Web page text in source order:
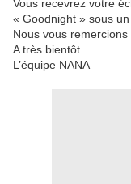
Vous recevrez votre
« Goodnight » sous
Nous vous
A très bientôt
L’équipe NANA